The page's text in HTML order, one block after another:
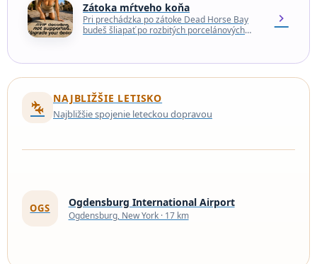
Zátoka mŕtveho koňa
Pri prechádzka po zátoke Dead Horse Bay
budeš šliapať po rozbitých porcelánových
chevron_right
connecting_airports
NAJBLIŽŠIE LETISKO
Najbližšie spojenie leteckou dopravou
OGS Ogdensburg International Airport
Ogdensburg, New York · 17 km